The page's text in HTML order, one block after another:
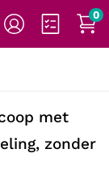
0
met
zonder